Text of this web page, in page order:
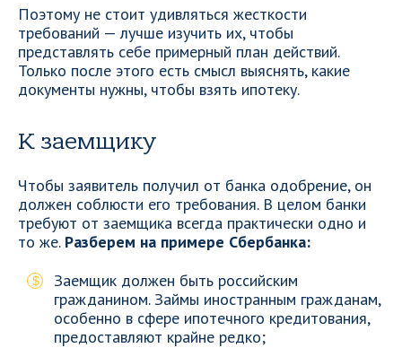
Поэтому не стоит удивляться жесткости
требований — лучше изучить их, чтобы
представлять себе примерный план действий.
Только после этого есть смысл выяснять, какие
документы нужны, чтобы взять ипотеку.
К заемщику
Чтобы заявитель получил от банка одобрение, он
должен соблюсти его требования. В целом банки
требуют от заемщика всегда практически одно и
то же. Разберем на примере Сбербанка:
Заемщик должен быть российским
гражданином. Займы иностранным гражданам,
особенно в сфере ипотечного кредитования,
предоставляют крайне редко;